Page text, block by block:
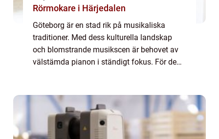
Rörmokare i Härjedalen
Göteborg är en stad rik på musikaliska
traditioner. Med dess kulturella landskap
och blomstrande musikscen är behovet av
välstämda pianon i ständigt fokus. För de